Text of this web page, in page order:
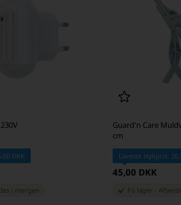
DKK
i morgen
Guard'n Care
cm
Laveste stykpris:
45,00 DKK
På lager